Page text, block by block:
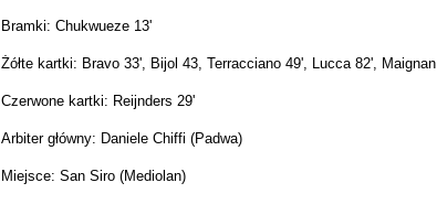
Bramki: Chukwueze 13'
Żółte kartki: Bravo 33', Bijol 43, Terracciano 49', Lucca 82',
Czerwone kartki: Reijnders 29'
Arbiter główny: Daniele Chiffi (Padwa)
Miejsce: San Siro (Mediolan)